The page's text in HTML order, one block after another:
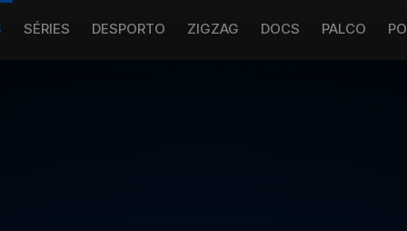
SÉRIES DESPORTO ZIGZAG DOCS PALCO